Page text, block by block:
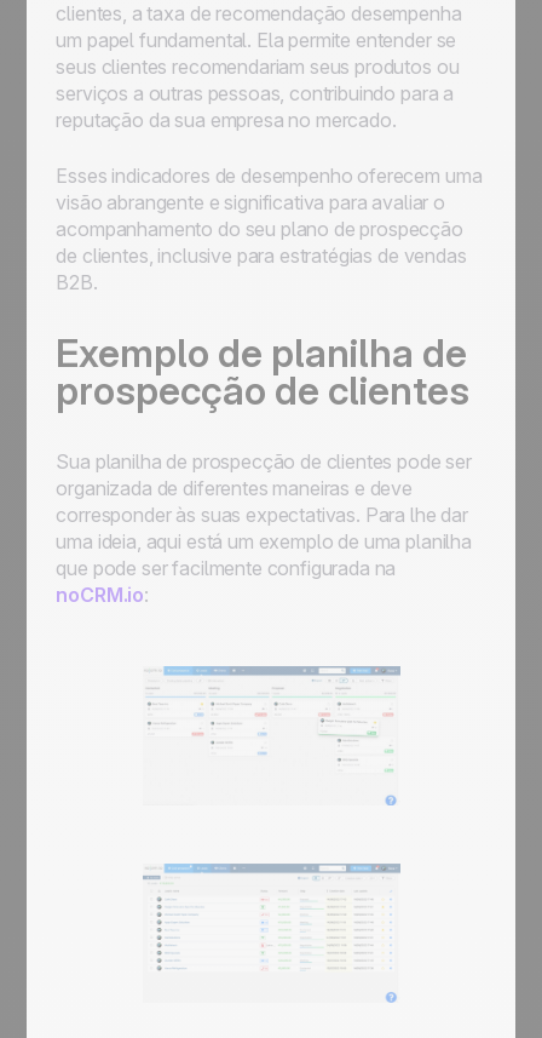
clientes, a taxa de recomendação desempenha
um papel fundamental. Ela permite entender se
seus clientes recomendariam seus produtos ou
serviços a outras pessoas, contribuindo para a
reputação da sua empresa no mercado.
Esses indicadores de desempenho oferecem uma
visão abrangente e significativa para avaliar o
acompanhamento do seu plano de prospecção
de clientes, inclusive para estratégias de vendas
B2B.
Exemplo de planilha de
prospecção de clientes
Sua planilha de prospecção de clientes pode ser
organizada de diferentes maneiras e deve
corresponder às suas expectativas. Para lhe dar
uma ideia, aqui está um exemplo de uma planilha
que pode ser facilmente configurada na
noCRM.io: